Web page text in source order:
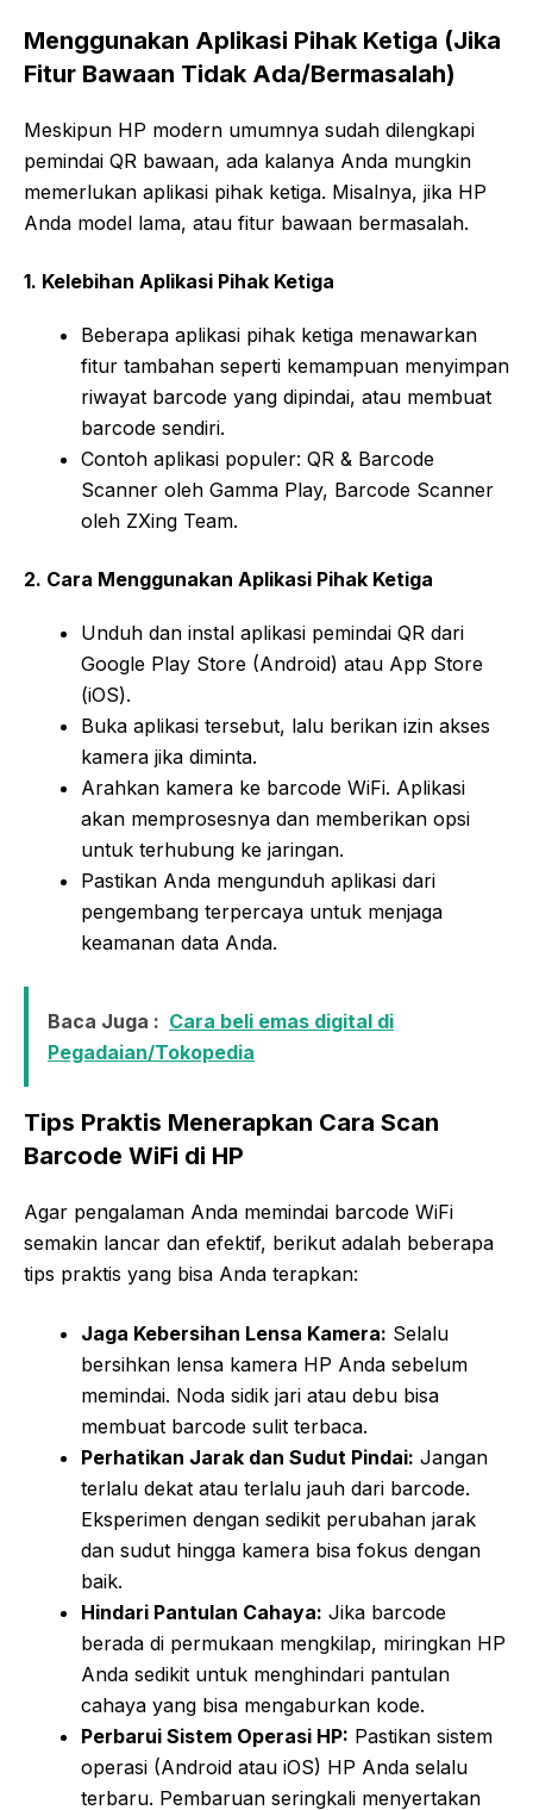
Menggunakan Aplikasi Pihak Ketiga (Jika
Fitur Bawaan Tidak Ada/Bermasalah)
Meskipun HP modern umumnya sudah dilengkapi
pemindai QR bawaan, ada kalanya Anda mungkin
memerlukan aplikasi pihak ketiga. Misalnya, jika HP
Anda model lama, atau fitur bawaan bermasalah.
1. Kelebihan Aplikasi Pihak Ketiga
Beberapa aplikasi pihak ketiga menawarkan
fitur tambahan seperti kemampuan menyimpan
riwayat barcode yang dipindai, atau membuat
barcode sendiri.
Contoh aplikasi populer: QR & Barcode
Scanner oleh Gamma Play, Barcode Scanner
oleh ZXing Team.
2. Cara Menggunakan Aplikasi Pihak Ketiga
Unduh dan instal aplikasi pemindai QR dari
Google Play Store (Android) atau App Store
(iOS).
Buka aplikasi tersebut, lalu berikan izin akses
kamera jika diminta.
Arahkan kamera ke barcode WiFi. Aplikasi
akan memprosesnya dan memberikan opsi
untuk terhubung ke jaringan.
Pastikan Anda mengunduh aplikasi dari
pengembang terpercaya untuk menjaga
keamanan data Anda.
Baca Juga : Cara beli emas digital di
Pegadaian/Tokopedia
Tips Praktis Menerapkan Cara Scan
Barcode WiFi di HP
Agar pengalaman Anda memindai barcode WiFi
semakin lancar dan efektif, berikut adalah beberapa
tips praktis yang bisa Anda terapkan:
Jaga Kebersihan Lensa Kamera: Selalu
bersihkan lensa kamera HP Anda sebelum
memindai. Noda sidik jari atau debu bisa
membuat barcode sulit terbaca.
Perhatikan Jarak dan Sudut Pindai: Jangan
terlalu dekat atau terlalu jauh dari barcode.
Eksperimen dengan sedikit perubahan jarak
dan sudut hingga kamera bisa fokus dengan
baik.
Hindari Pantulan Cahaya: Jika barcode
berada di permukaan mengkilap, miringkan HP
Anda sedikit untuk menghindari pantulan
cahaya yang bisa mengaburkan kode.
Perbarui Sistem Operasi HP: Pastikan sistem
operasi (Android atau iOS) HP Anda selalu
terbaru. Pembaruan seringkali menyertakan